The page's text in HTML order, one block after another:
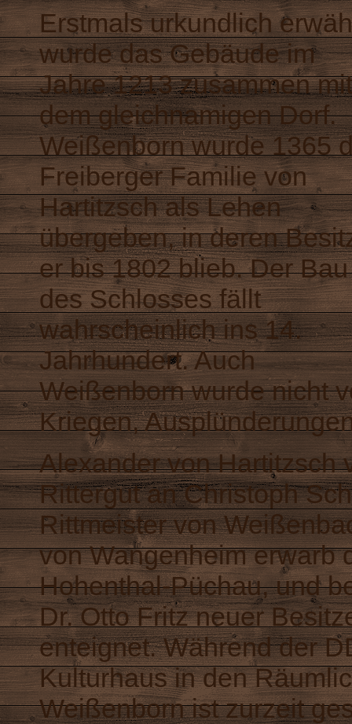
Erstmals urkundlich
wurde das Gebäude im
Jahre 1213 zusammen mit
dem gleichnamigen Dorf.
Weißenborn wurde 1365
Freiberger Familie von
Hartitzsch als Lehen
übergeben, in deren
er bis 1802 blieb. Der Bau
des Schlosses fällt
wahrscheinlich ins 14.
Jahrhundert. Auch
Weißenborn wurde nicht
Kriegen,
Alexander von Hartitzsch
Rittergut an Christoph
Rittmeister von
von Wangenheim erwarb
Hohenthal-Püchau, und
Dr. Otto Fritz neuer
enteignet. Während der
Kulturhaus in den
Weißenborn ist zurzeit